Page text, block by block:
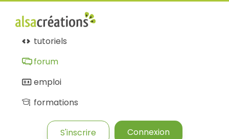
tutoriels
forum
emploi
formations
S'inscrire Connexion